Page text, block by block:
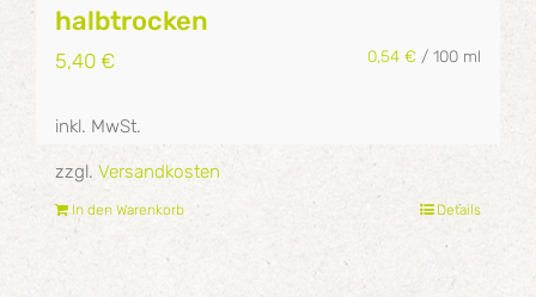
halbtrocken
5,40 € 0,54 € / 100 ml
inkl. MwSt.
zzgl. Versandkosten
In den Warenkorb Details